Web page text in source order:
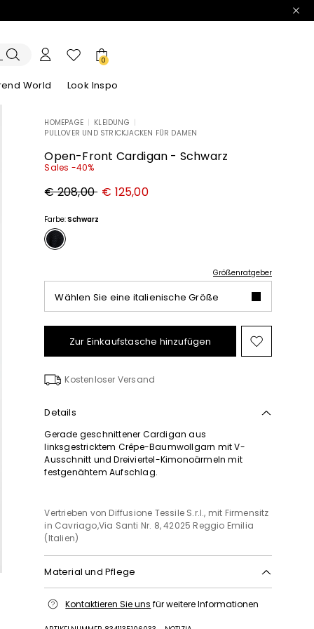
0
World Look Inspo
HOMEPAGE KLEIDUNG
PULLOVER UND STRICKJACKEN FÜR DAMEN
Open-Front Cardigan - Schwarz
Sales -40%
Ursprünglicher
Preis
208,00
€ 208,00 Neuer
Preis
€ 125,00
Farbe:Schwarz
Größenratgeber
Wählen Sie eine italienische Größe
Zur Einkaufstasche hinzufügen Auf
die
Kostenloser Versand
Details
Gerade geschnittener Cardigan aus
linksgestricktem Crêpe-Baumwollgarn mit V-
Ausschnitt und Dreiviertel-Kimonoärmeln mit
festgenähtem Aufschlag.
Vertrieben von Diffusione Tessile S.r.l., mit Firmensitz
in Cavriago,Via Santi Nr. 8, 42025 Reggio Emilia
(Italien)
Material und Pflege
nicht mit chlor behandeln; flachliegend im
Kontaktieren Sie uns für weitere Informationen